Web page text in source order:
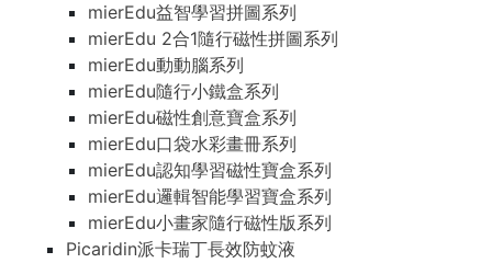
mierEdu益智學習拼圖系列
mierEdu 2合1隨行磁性拼圖系列
mierEdu動動腦系列
mierEdu隨行小鐵盒系列
mierEdu磁性創意寶盒系列
mierEdu口袋水彩畫冊系列
mierEdu認知學習磁性寶盒系列
mierEdu邏輯智能學習寶盒系列
mierEdu小畫家隨行磁性版系列
Picaridin派卡瑞丁長效防蚊液